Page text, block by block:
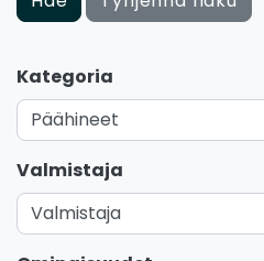
Kategoria
Valmistaja